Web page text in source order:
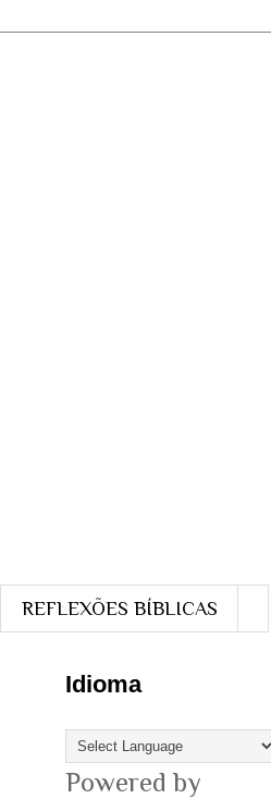
REFLEXÕES BÍBLICAS
Idioma
Powered by